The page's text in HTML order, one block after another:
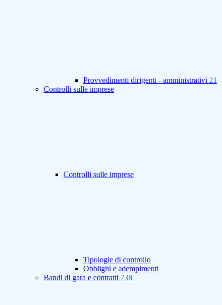
Provvedimenti dirigenti - amministrativi 21
Controlli sulle imprese
Controlli sulle imprese
Tipologie di controllo
Obblighi e adempimenti
Bandi di gara e contratti 738